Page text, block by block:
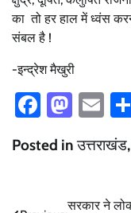
का तो हर हाल में ध्वंस
संबल है !
-इन्द्रेश मैखुरी
Posted inउत्तराखंड
सरकार ने